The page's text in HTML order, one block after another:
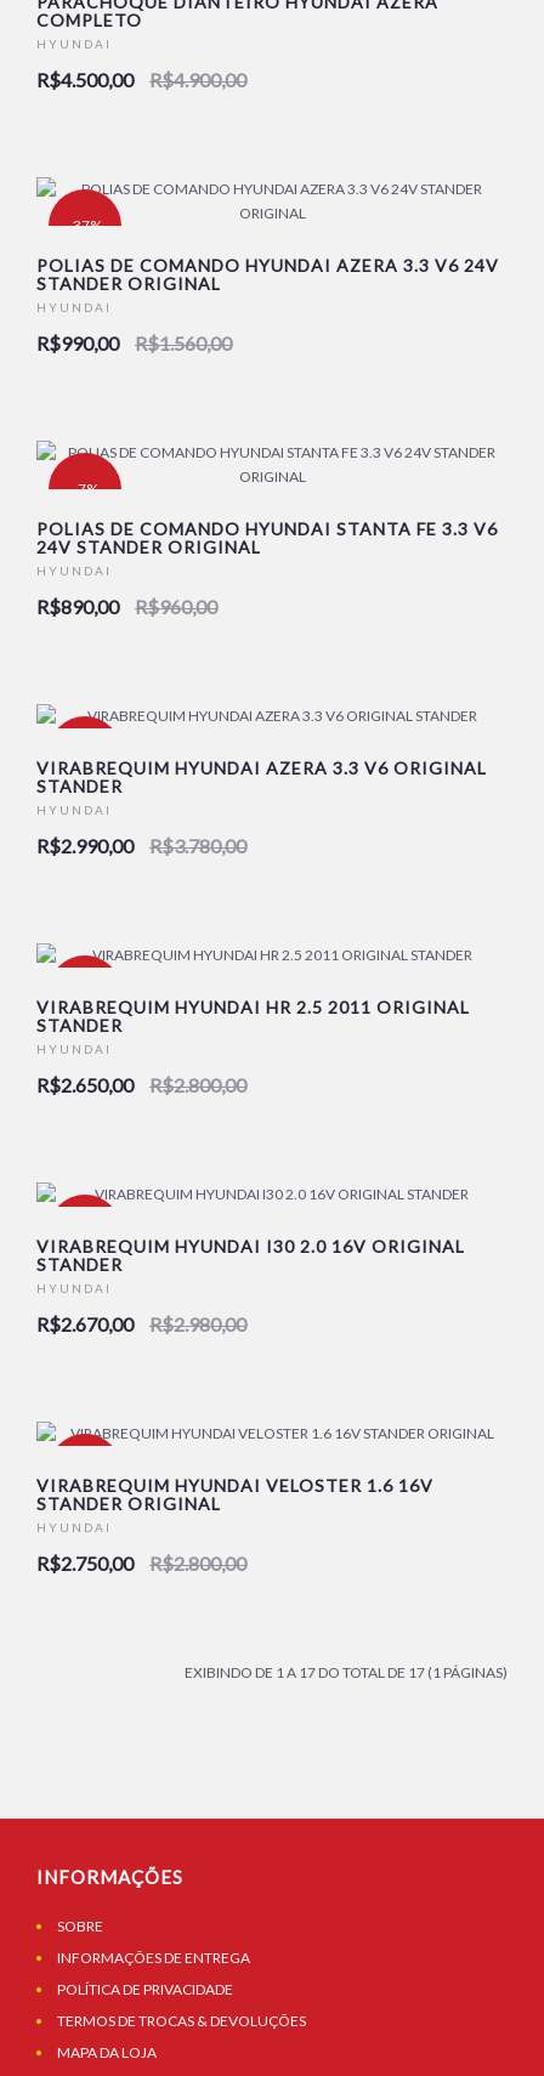
COMPLETO
HYUNDAI
R$4.500,00 R$4.900,00
-37%
NOVO
POLIAS DE COMANDO HYUNDAI AZERA 3.3 V6 24V
STANDER ORIGINAL
HYUNDAI
R$990,00 R$1.560,00
-7%
NOVO
POLIAS DE COMANDO HYUNDAI STANTA FE 3.3 V6
24V STANDER ORIGINAL
HYUNDAI
R$890,00 R$960,00
VIRABREQUIM HYUNDAI AZERA 3.3 V6 ORIGINAL
STANDER
HYUNDAI
R$2.990,00 R$3.780,00
VIRABREQUIM HYUNDAI HR 2.5 2011 ORIGINAL
STANDER
HYUNDAI
R$2.650,00 R$2.800,00
VIRABREQUIM HYUNDAI I30 2.0 16V ORIGINAL
STANDER
HYUNDAI
R$2.670,00 R$2.980,00
VIRABREQUIM HYUNDAI VELOSTER 1.6 16V
STANDER ORIGINAL
HYUNDAI
R$2.750,00 R$2.800,00
EXIBINDO DE 1 A 17 DO TOTAL DE 17 (1 PÁGINAS)
INFORMAÇÕES
SOBRE
INFORMAÇÕES DE ENTREGA
POLÍTICA DE PRIVACIDADE
TERMOS DE TROCAS & DEVOLUÇÕES
MAPA DA LOJA